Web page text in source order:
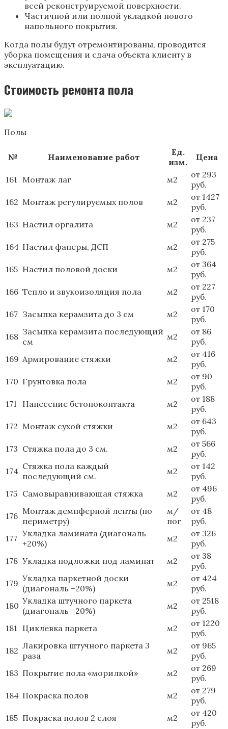
всей реконструируемой поверхности.
Частичной или полной укладкой нового
напольного покрытия.
Когда полы будут отремонтированы, проводится
уборка помещения и сдача объекта клиенту в
эксплуатацию.
Стоимость ремонта пола
Полы
№ Наименование работ
Ед.
изм.
Цена
161 Монтаж лаг м2
от 293
руб.
162 Монтаж регулируемых полов м2
от 1427
руб.
163 Настил оргалита м2
от 237
руб.
164 Настил фанеры, ДСП м2
от 275
руб.
165 Настил половой доски м2
от 364
руб.
166 Тепло и звукоизоляция пола м2
от 227
руб.
167 Засыпка керамзита до 3 см м2
от 170
руб.
168 Засыпка керамзита последующий
см
м2
от 86
руб.
169 Армирование стяжки м2
от 416
руб.
170 Грунтовка пола м2
от 90
руб.
171
Нанесение бетоноконтакта м2
от 188
руб.
172 Монтаж сухой стяжки м2
от 643
руб.
173 Стяжка пола до 3 см. м2
от 566
руб.
174 Стяжка пола каждый
последующий см.
м2
от 142
руб.
175 Самовыравнивающая стяжка м2
от 496
руб.
176 Монтаж демпферной ленты (по
периметру)
м/
пог
от 48
руб.
177 Укладка ламината (диагональ
+20%)
м2
от 326
руб.
178 Укладка подложки под ламинат м2
от 38
руб.
179 Укладка паркетной доски
(диагональ +20%)
м2
от 424
руб.
180 Укладка штучного паркета
(диагональ +20%)
м2
от 2518
руб.
181 Циклевка паркета м2
от 1220
руб.
182 Лакировка штучного паркета 3
раза
м2
от 965
руб.
183 Покрытие пола «морилкой» м2
от 269
руб.
184 Покраска полов м2
от 279
руб.
185 Покраска полов 2 слоя м2
от 420
руб.